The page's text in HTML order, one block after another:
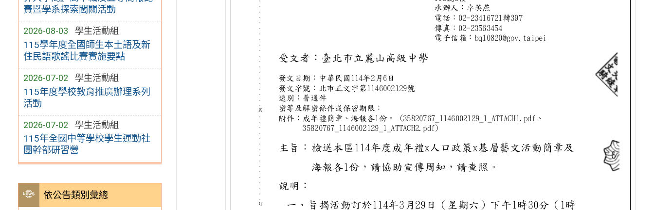
賽暨學系探索闖關活動
2026-08-03 學生活動組
115學年度全國師生本土語及新
住民語歌謠比賽實施要點
2026-07-02 學生活動組
115年度學校教育推廣辦理系列
活動
2026-07-02 學生活動組
115年全國中等學校學生運動社
團幹部研習營
依公告類別彙總